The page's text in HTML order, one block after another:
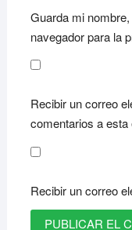
Guarda mi
navegador para la
Recibir un correo
comentarios a esta
Recibir un correo